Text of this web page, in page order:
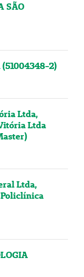
SÃO
2)
Ltda,
Ltda
Ltda,
Policlínica